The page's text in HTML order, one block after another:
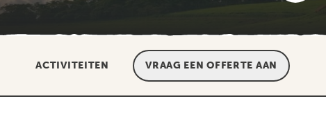
ACTIVITEITEN VRAAG EEN OFFERTE AAN